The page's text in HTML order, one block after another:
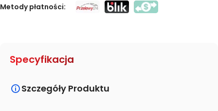
Metody płatności:
Specyfikacja
Szczegóły Produktu